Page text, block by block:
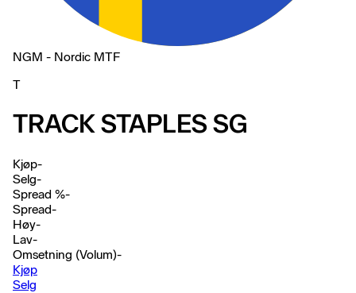
NGM - Nordic MTF
T
TRACK STAPLES SG
Kjøp-
Selg-
Spread %-
Spread-
Høy-
Lav-
Omsetning (Volum)-
Kjøp
Selg